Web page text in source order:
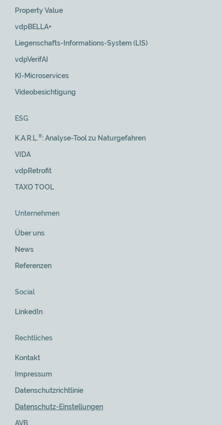
Property Value
vdpBELLA+
Liegenschafts-Informations-System (LIS)
vdpVerifAI
KI-Microservices
Videobesichtigung
ESG
K.A.R.L.®: Analyse-Tool zu Naturgefahren
VIDA
vdpRetrofit
TAXO TOOL
Unternehmen
Über uns
News
Referenzen
Social
LinkedIn
Rechtliches
Kontakt
Impressum
Datenschutzrichtlinie
Datenschutz-Einstellungen
AVB